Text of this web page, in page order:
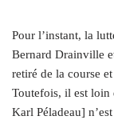
Pour l’instant, la
Bernard Drainville
retiré de la course
Toutefois, il est loin
Karl Péladeau]